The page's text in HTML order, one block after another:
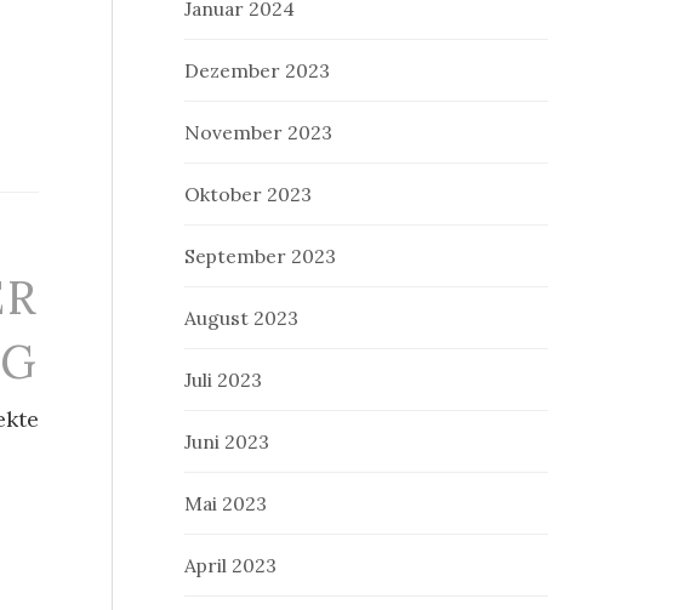
Januar 2024
Dezember 2023
November 2023
Oktober 2023
September 2023
August 2023
Juli 2023
Juni 2023
Mai 2023
April 2023